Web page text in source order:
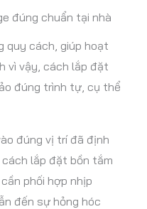
đúng chuẩn tại nhà
quy cách, giúp hoạt
vì vậy, cách lắp đặt
đúng trình tự, cụ thể
đúng vị trí đã định
lắp đặt bồn tắm
phối hợp nhịp
đến sự hỏng hóc